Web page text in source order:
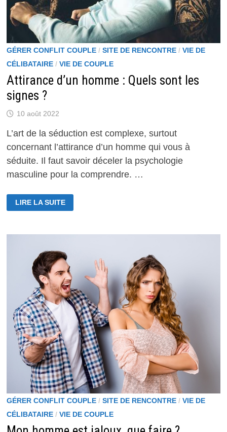
GÉRER CONFLIT COUPLE/ SITE DE RENCONTRE/ VIE DE
CÉLIBATAIRE/ VIE DE COUPLE
Attirance d’un homme : Quels sont les
signes ?
10 août 2022
L’art de la séduction est complexe, surtout
concernant l’attirance d’un homme qui vous à
séduite. Il faut savoir déceler la psychologie
masculine pour la comprendre. …
ATTIRANCE
D’UN
HOMME
SONT
LIRE LA SUITE
GÉRER CONFLIT COUPLE/ SITE DE RENCONTRE/ VIE DE
CÉLIBATAIRE/ VIE DE COUPLE